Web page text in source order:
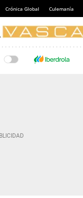
Crónica Global Culemanía